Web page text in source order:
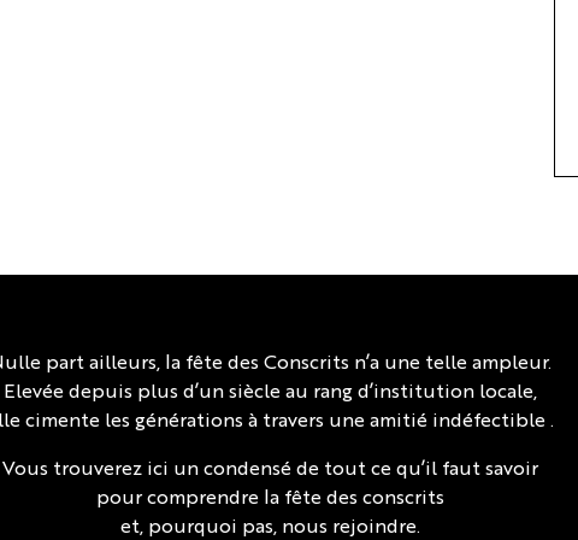
part ailleurs, la fête des Conscrits n’a une telle ampleur.
Elevée depuis plus d’un siècle au rang d’institution locale,
cimente les générations à travers une amitié indéfectible .
Vous trouverez ici un condensé de tout ce qu’il faut savoir
pour comprendre la fête des conscrits
et, pourquoi pas, nous rejoindre.